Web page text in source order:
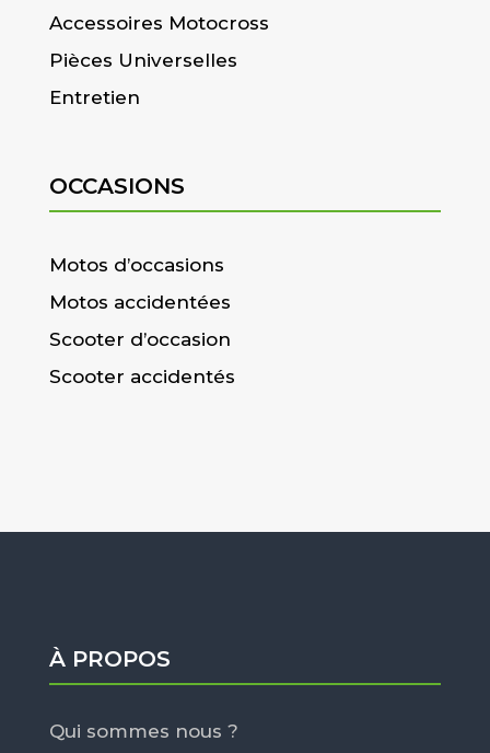
Accessoires Motocross
Pièces Universelles
Entretien
OCCASIONS
Motos d’occasions
Motos accidentées
Scooter d’occasion
Scooter accidentés
À PROPOS
Qui sommes nous ?